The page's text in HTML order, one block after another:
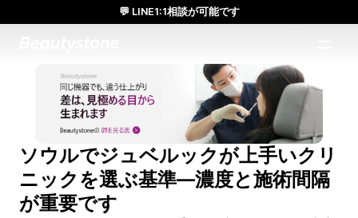
ソウルでジュベルックが上手いクリ
ニックを選ぶ基準—濃度と施術間隔
が重要です
💬 LINE1:1相談が可能です
日本人通訳常駐／お得な体験価格／満足度の高い効果